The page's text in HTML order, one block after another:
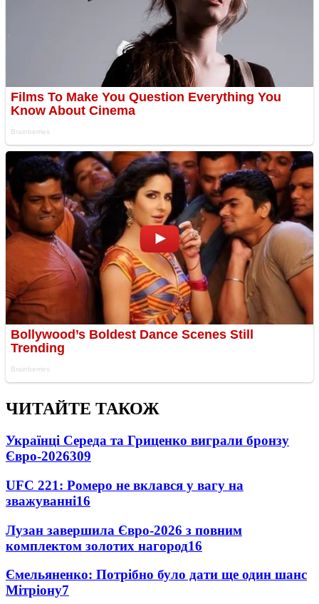
ЧИТАЙТЕ ТАКОЖ
Українці Середа та Гриценко виграли бронзу
Євро-2026309
UFC 221: Ромеро не вклався у вагу на
зважуванні16
Лузан завершила Євро-2026 з повним
комплектом золотих нагород16
Ємельяненко: Потрібно було дати ще один шанс
Мітріону7